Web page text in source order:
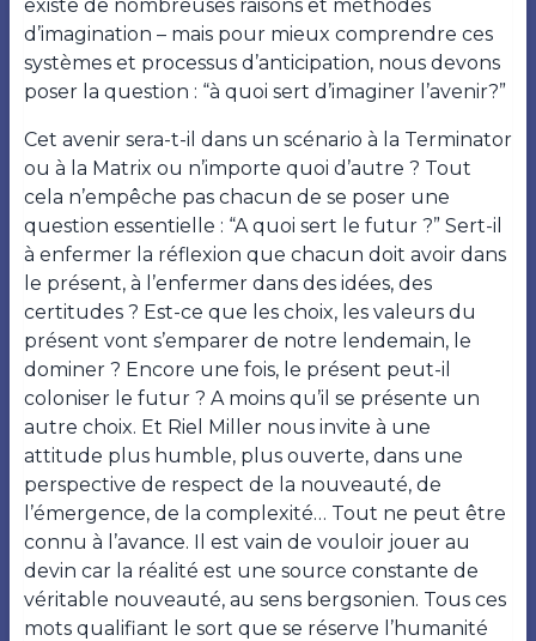
existe de nombreuses raisons et méthodes
d’imagination – mais pour mieux comprendre ces
systèmes et processus d’anticipation, nous devons
poser la question : “à quoi sert d’imaginer l’avenir?”
Cet avenir sera-t-il dans un scénario à la Terminator
ou à la Matrix ou n’importe quoi d’autre ? Tout
cela n’empêche pas chacun de se poser une
question essentielle : “A quoi sert le futur ?” Sert-il
à enfermer la réflexion que chacun doit avoir dans
le présent, à l’enfermer dans des idées, des
certitudes ? Est-ce que les choix, les valeurs du
présent vont s’emparer de notre lendemain, le
dominer ? Encore une fois, le présent peut-il
coloniser le futur ? A moins qu’il se présente un
autre choix. Et Riel Miller nous invite à une
attitude plus humble, plus ouverte, dans une
perspective de respect de la nouveauté, de
l’émergence, de la complexité… Tout ne peut être
connu à l’avance. Il est vain de vouloir jouer au
devin car la réalité est une source constante de
véritable nouveauté, au sens bergsonien. Tous ces
mots qualifiant le sort que se réserve l’humanité